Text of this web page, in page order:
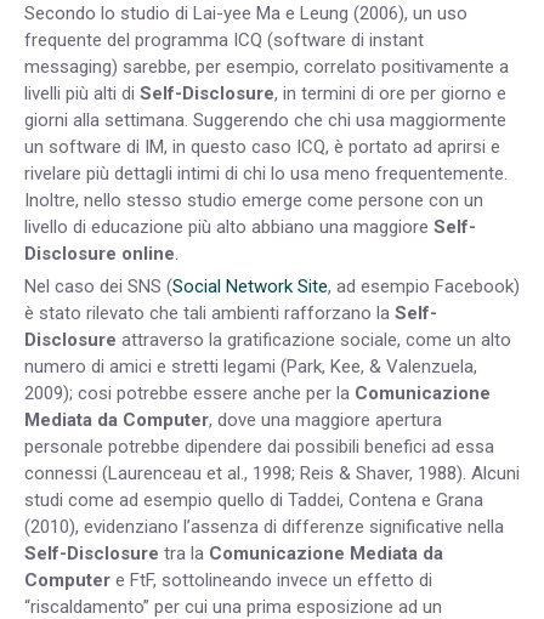
Secondo lo studio di Lai-yee Ma e Leung (2006), un uso
frequente del programma ICQ (software di instant
messaging) sarebbe, per esempio, correlato positivamente a
livelli più alti di Self-Disclosure, in termini di ore per giorno e
giorni alla settimana. Suggerendo che chi usa maggiormente
un software di IM, in questo caso ICQ, è portato ad aprirsi e
rivelare più dettagli intimi di chi lo usa meno frequentemente.
Inoltre, nello stesso studio emerge come persone con un
livello di educazione più alto abbiano una maggiore Self-
Disclosure online.
Nel caso dei SNS (Social Network Site, ad esempio Facebook)
è stato rilevato che tali ambienti rafforzano la Self-
Disclosure attraverso la gratificazione sociale, come un alto
numero di amici e stretti legami (Park, Kee, & Valenzuela,
2009); cosi potrebbe essere anche per la Comunicazione
Mediata da Computer, dove una maggiore apertura
personale potrebbe dipendere dai possibili benefici ad essa
connessi (Laurenceau et al., 1998; Reis & Shaver, 1988). Alcuni
studi come ad esempio quello di Taddei, Contena e Grana
(2010), evidenziano l’assenza di differenze significative nella
Self-Disclosure tra la Comunicazione Mediata da
Computer e FtF, sottolineando invece un effetto di
“riscaldamento” per cui una prima esposizione ad un